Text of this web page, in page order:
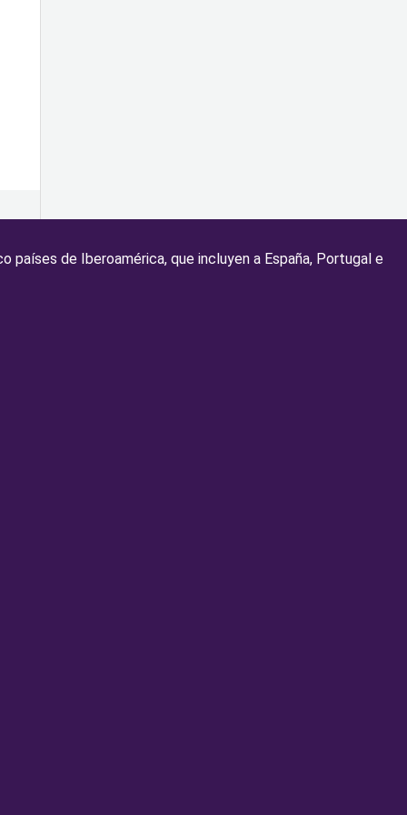
países de Iberoamérica, que incluyen a España, Portugal e